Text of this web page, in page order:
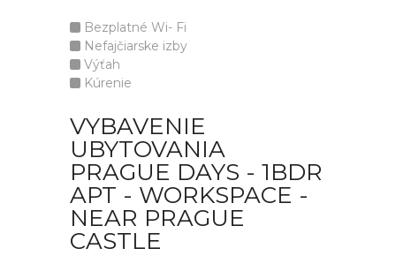
Bezplatné Wi- Fi
Nefajčiarske izby
Výťah
Kúrenie
VYBAVENIE
UBYTOVANIA
PRAGUE DAYS - 1BDR
APT - WORKSPACE -
NEAR PRAGUE
CASTLE